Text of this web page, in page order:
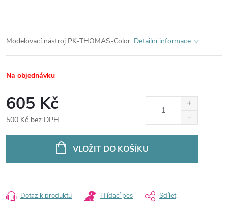
Modelovací nástroj PK-THOMAS-Color. Detailní informace
Na objednávku
605 Kč
500 Kč bez DPH
VLOŽIT DO KOŠÍKU
Dotaz k produktu Hlídací pes Sdílet